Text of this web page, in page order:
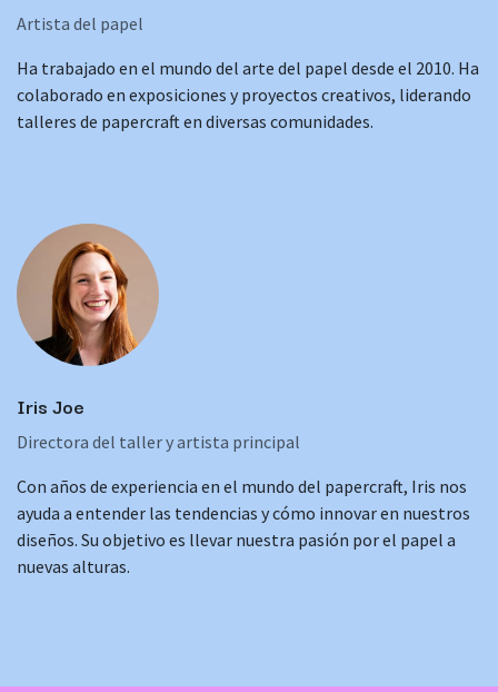
Artista del papel
Ha trabajado en el mundo del arte del papel desde el 2010. Ha
colaborado en exposiciones y proyectos creativos, liderando
talleres de papercraft en diversas comunidades.
Iris Joe
Directora del taller y artista principal
Con años de experiencia en el mundo del papercraft, Iris nos
ayuda a entender las tendencias y cómo innovar en nuestros
diseños. Su objetivo es llevar nuestra pasión por el papel a
nuevas alturas.